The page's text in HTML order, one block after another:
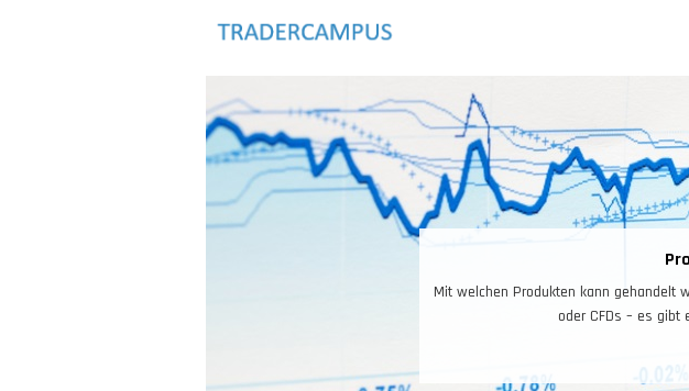
Mit welchen Produkten kann gehandelt
oder CFDs – es gibt